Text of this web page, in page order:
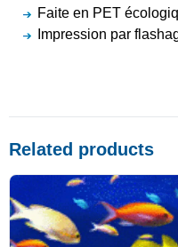
Faite en PET
Impression par
Related products